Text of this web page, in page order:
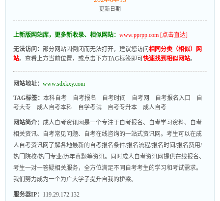
更新日期
上新版网站库，更多新收录、相似网站：www.pprpp.com [点击直达]
无法访问：部分网站因倒闭而无法打开，建议您访问相同分类（相似）网
站。查看上方当前位置，或点击下方TAG标签即可快速找到相似网站。
网站地址：www.sdxkxy.com
TAG标签：本科自考 自考报名 自考时间 自考网 自考报名入口
自
考大专
成人自考本科 自学考试 自考专升本 成人自考
网站简介：成人自考资讯网是一个专注于自考报名、自考学习资料、自考
相关资讯、自考常见问题、自考在线咨询的一站式资讯网。考生可以在成
人自考资讯网了解各地最新的自考报名条件/报名流程/报名时间/报名费用/
热门院校/热门专业/历年真题等资讯。同时成人自考资讯网提供在线报名、
考生一对一答疑相关服务，全方位满足不同自考考生的学习和考试需求。
我们努力成为一个为广大学子提升自我的桥梁。
服务器IP： 119.29.172.132